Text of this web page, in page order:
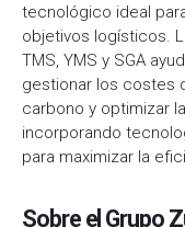
tecnológico ideal
objetivos logísticos.
TMS, YMS y SGA
gestionar los costes
carbono y optimizar
incorporando
para maximizar la
Sobre el Grupo